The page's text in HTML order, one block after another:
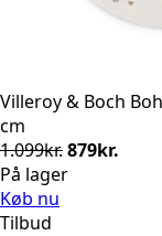
Villeroy & Boch
cm
1.099kr.Den
oprindelige
879kr.
På lager
Køb nu
Tilbud